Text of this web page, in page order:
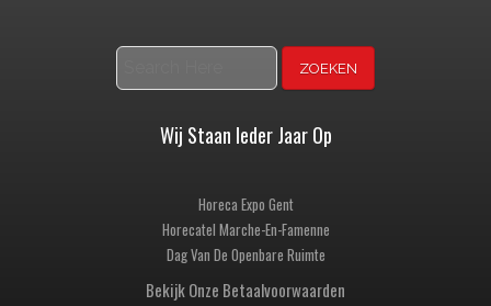
Wij Staan Ieder Jaar Op
Horeca Expo Gent
Horecatel Marche-En-Famenne
Dag Van De Openbare Ruimte
Bekijk Onze Betaalvoorwaarden